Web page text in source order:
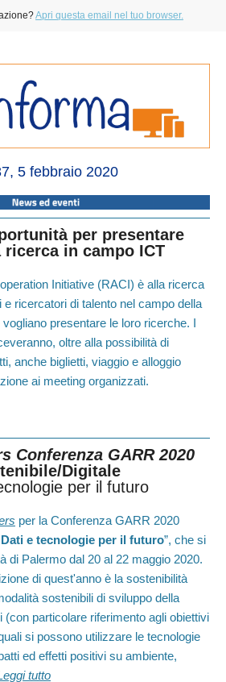
Apri questa email nel tuo browser.
5 febbraio 2020
per presentare
ricerca in campo ICT
Initiative (RACI) è alla ricerca
ricercatori di talento nel campo della
presentare le loro ricerche. I
oltre alla possibilità di
anche biglietti, viaggio e alloggio
ai meeting organizzati.
Conferenza GARR 2020
Digitale
per il futuro
per la Conferenza GARR 2020
e tecnologie per il futuro”, che si
di Palermo dal 20 al 22 maggio 2020.
di quest'anno è la sostenibilità
sostenibili di sviluppo della
(con particolare riferimento agli obiettivi
si possono utilizzare le tecnologie
ed effetti positivi su ambiente,
tutto